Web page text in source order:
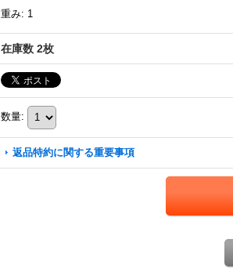
重み: 1
在庫数 2枚
数量:
返品特約に関する重要事項